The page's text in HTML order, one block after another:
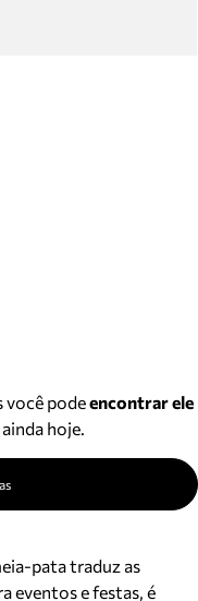
você podeencontrar ele
hoje.
pata traduz as
eventos e festas, é